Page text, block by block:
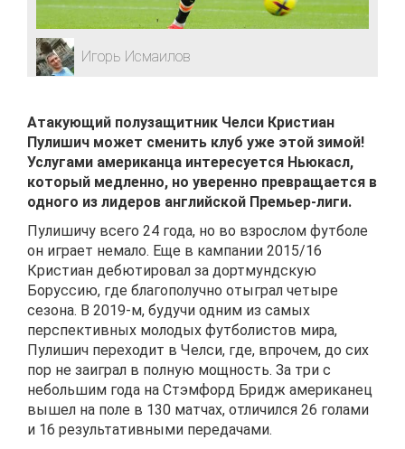
Игорь Исмаилов
Атакующий полузащитник Челси Кристиан
Пулишич может сменить клуб уже этой зимой!
Услугами американца интересуется Ньюкасл,
который медленно, но уверенно превращается в
одного из лидеров английской Премьер-лиги.
Пулишичу всего 24 года, но во взрослом футболе
он играет немало. Еще в кампании 2015/16
Кристиан дебютировал за дортмундскую
Боруссию, где благополучно отыграл четыре
сезона. В 2019-м, будучи одним из самых
перспективных молодых футболистов мира,
Пулишич переходит в Челси, где, впрочем, до сих
пор не заиграл в полную мощность. За три с
небольшим года на Стэмфорд Бридж американец
вышел на поле в 130 матчах, отличился 26 голами
и 16 результативными передачами.